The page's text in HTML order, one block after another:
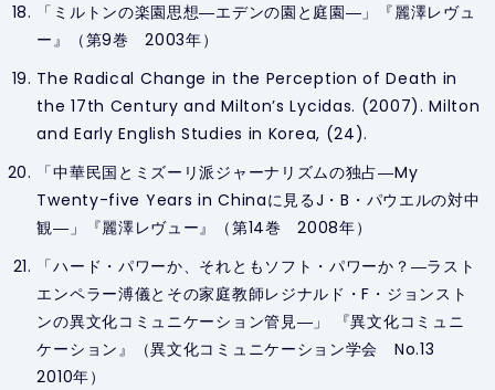
「ミルトンの楽園思想―エデンの園と庭園―」『麗澤レヴュ
ー』（第9巻 2003年）
The Radical Change in the Perception of Death in
the 17th Century and Milton’sLycidas. (2007).Milton
and Early English Studies in Korea, (24).
「中華民国とミズーリ派ジャーナリズムの独占―My
Twenty-five Years in Chinaに見るJ・B・パウエルの対中
観―」『麗澤レヴュー』（第14巻 2008年）
「ハード・パワーか、それともソフト・パワーか？―ラスト
エンペラー溥儀とその家庭教師レジナルド・F・ジョンスト
ンの異文化コミュニケーション管見―」 『異文化コミュニ
ケーション』（異文化コミュニケーション学会 No.13
2010年）